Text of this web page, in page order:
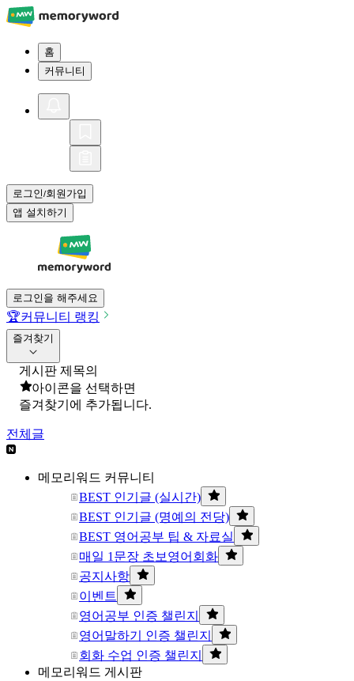
홈
커뮤니티
로그인/회원가입
앱 설치하기
로그인을 해주세요
🏆커뮤니티 랭킹
즐겨찾기
게시판 제목의
아이콘을 선택하면
즐겨찾기에 추가됩니다.
전체글
메모리워드 커뮤니티
BEST 인기글 (실시간)
BEST 인기글 (명예의 전당)
BEST 영어공부 팁 & 자료실
매일 1문장 초보영어회화
공지사항
이벤트
영어공부 인증 챌린지
영어말하기 인증 챌린지
회화 수업 인증 챌린지
메모리워드 게시판